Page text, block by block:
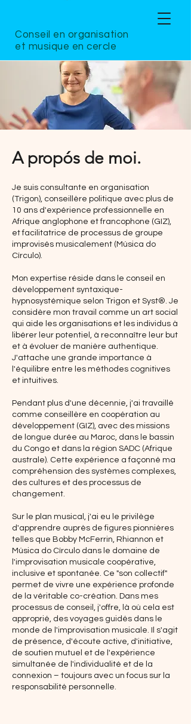
Conseil en organisation
et musique en cercle
A propós de moi.
Je suis consultante en organisation
(Trigon), conseillère politique avec plus de
10 ans d'expérience professionnelle en
Afrique anglophone et francophone (GIZ),
et facilitatrice de processus de groupe
improvisés musicalement (Música do
Círculo).
Mon expertise réside dans le conseil en
développement syntaxique-
hypnosystémique selon Trigon et Syst®. Je
considère mon travail comme un art social
qui aide les organisations et les individus à
libérer leur potentiel, à reconnaître leur but
et à évoluer de manière authentique.
J'attache une grande importance à
l'équilibre entre les méthodes cognitives
et intuitives.
Pendant plus d'une décennie, j'ai travaillé
comme conseillère en coopération au
développement (GIZ), avec des missions
de longue durée au Maroc, dans le bassin
du Congo et dans la région SADC (Afrique
australe). Cette expérience a façonné ma
compréhension des systèmes complexes,
des cultures et des processus de
changement.
Sur le plan musical, j'ai eu le privilège
d'apprendre auprès de figures pionnières
telles que Bobby McFerrin, Rhiannon et
Música do Círculo dans le domaine de
l'improvisation musicale coopérative,
inclusive et spontanée. Ce "son collectif"
permet de vivre une expérience profonde
de la véritable co-création. Dans mes
processus de conseil, j'offre, là où cela est
approprié, des voyages guidés dans le
monde de l'improvisation musicale. Il s'agit
de présence, d'écoute active, d'initiative,
de soutien mutuel et de l'expérience
simultanée de l'individualité et de la
connexion – toujours avec un focus sur la
responsabilité personnelle.